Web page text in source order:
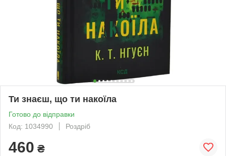
Ти знаєш, що ти накоїла
Готово до відправки
Код: 1034990
Роздріб
460 ₴